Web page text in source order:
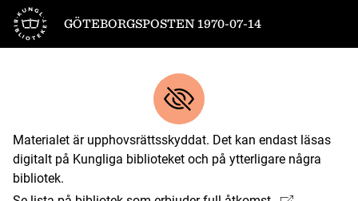
Till startsidan
GÖTEBORGSPOSTEN 1970-07-14
Materialet är upphovsrättsskyddat. Det kan endast läsas
digitalt på Kungliga biblioteket och på ytterligare några
bibliotek.